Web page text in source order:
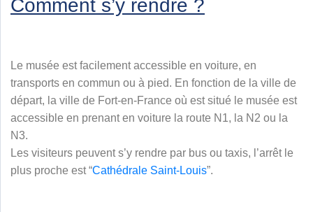
Comment s’y rendre ?
Le musée est facilement accessible en voiture, en
transports en commun ou à pied. En fonction de la ville de
départ, la ville de Fort-en-France où est situé le musée est
accessible en prenant en voiture la route N1, la N2 ou la
N3.
Les visiteurs peuvent s’y rendre par bus ou taxis, l’arrêt le
plus proche est “Cathédrale Saint-Louis”.